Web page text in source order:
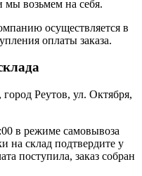
мы возьмем на себя.
осуществляется в
оплаты заказа.
Реутов, ул. Октября,
в режиме самовывоза
на склад подтвердите у
поступила, заказ собран